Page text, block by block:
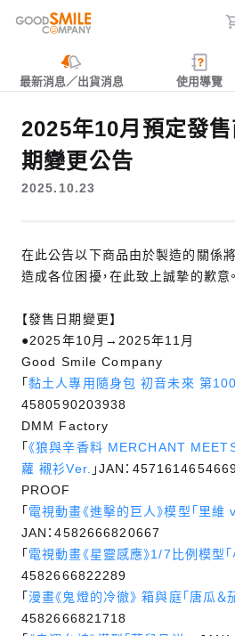
最新消息／出貨消息 使用導覽
2025年10月預定發
期變更公告
2025.10.23
在此公告以下商品由於製造的關係將
造成各位困擾，在此致上誠摯的歉意。
【發售日期變更】
●2025年10月→2025年11月
Good Smile Company
「黏土人專用隨身包 初音未來 第
4580590203938
DMM Factory
「《狼與辛香料 MERCHANT
蘿 襯衫Ver. 」JAN：
PROOF
「 電視動畫《進擊的巨人》模型「里維
JAN：4582666820667
「 電視動畫《星靈感應》1/7比例模型「
4582666822289
「漫畫《鬼燈的冷徹》 箱與庭「唐瓜＆
4582666821718